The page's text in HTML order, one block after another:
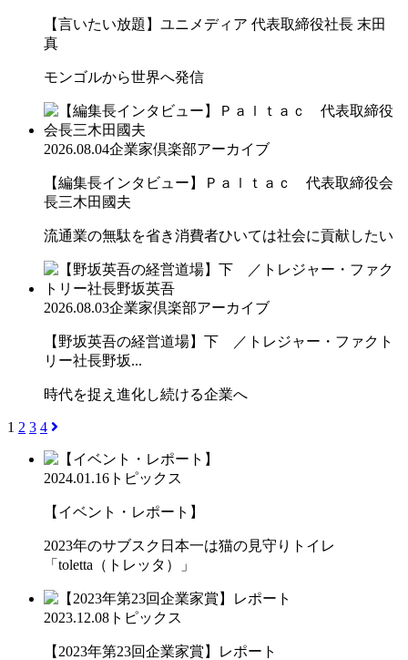
【言いたい放題】ユニメディア 代表取締役社長 末田
真
モンゴルから世界へ発信
2026.08.04企業家倶楽部アーカイブ
【編集長インタビュー】Ｐａｌｔａｃ 代表取締役会
長三木田國夫
流通業の無駄を省き消費者ひいては社会に貢献したい
2026.08.03企業家倶楽部アーカイブ
【野坂英吾の経営道場】下 ／トレジャー・ファクト
リー社長野坂...
時代を捉え進化し続ける企業へ
1 2 3 4
2024.01.16 トピックス
【イベント・レポート】
2023年のサブスク日本一は猫の見守りトイレ
「toletta（トレッタ）」
2023.12.08 トピックス
【2023年第23回企業家賞】レポート